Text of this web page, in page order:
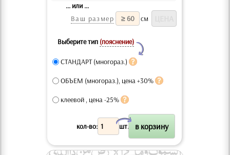
... или ...
Ваш размер
см
Выберите тип (пояснение)
Y
СТАНДАРТ (многораз.)
ОБЪЕМ (многораз.), цена +30%
клеевой , цена -25%
кол-во: шт.
X